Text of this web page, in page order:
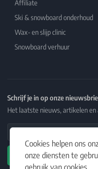
Cookies helpen ons
onze diensten te
gebruik van cookies.
Affiliate
Ski & snowboard onderhoud
Wax- en slijp clinic
Snowboard verhuur
Schrijf je in op onze
Het laatste nieuws, artikelen en
Email Address